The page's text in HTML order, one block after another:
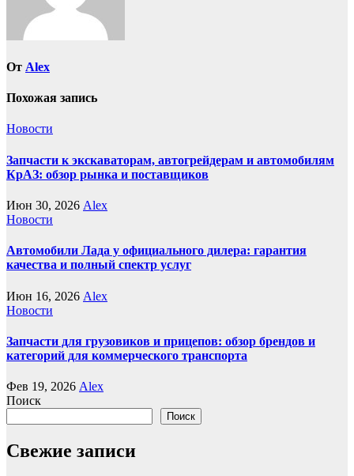
От Alex
Похожая запись
Новости
Запчасти к экскаваторам, автогрейдерам и автомобилям
КрАЗ: обзор рынка и поставщиков
Июн 30, 2026 Alex
Новости
Автомобили Лада у официального дилера: гарантия
качества и полный спектр услуг
Июн 16, 2026 Alex
Новости
Запчасти для грузовиков и прицепов: обзор брендов и
категорий для коммерческого транспорта
Фев 19, 2026 Alex
Поиск
Поиск
Свежие записи